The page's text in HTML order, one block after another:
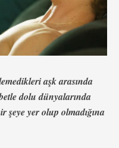
aşk arasında
dolu dünyalarında
şeye yer olup olmadığına